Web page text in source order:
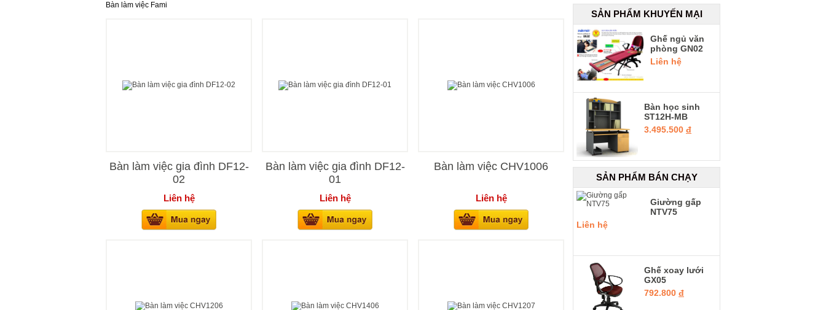
Bàn làm việc Fami
Bàn làm việc gia đình DF12-
02
Liên hệ
Bàn làm việc gia đình DF12-
01
Liên hệ
Bàn làm việc CHV1006
Liên hệ
SẢN PHẨM KHUYẾN MẠI
Ghế ngủ văn
phòng GN02
Liên hệ
Bàn học sinh
ST12H-MB
3.495.500 đ
SẢN PHẨM BÁN CHẠY
Giường gấp
NTV75
Liên hệ
Ghế xoay lưới
GX05
792.800 đ